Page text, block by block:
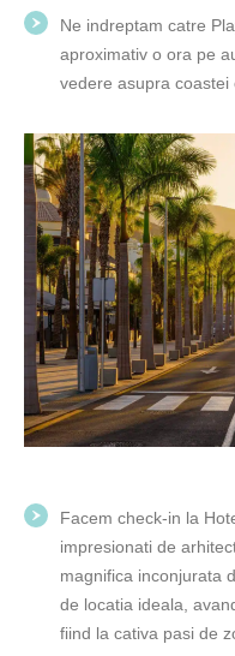
Ne indreptam catre
aproximativ o ora pe
vedere asupra coastei
Facem check-in la
impresionati de
magnifica inconjurata
de locatia ideala,
fiind la cativa pasi de